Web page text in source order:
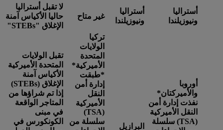
أستراليا
ونيوزيلندا
أستراليا
ونيوزيلندا
غير متاح
لا تقبل أستراليا
حاليا الأكياس آمنة
الإغلاق "STEBs"
أوروبا
والأميركتان*
نفذت إدارة أمن
النقل الأميركية
(TSA) سلسلة
البرازيل
تركيا
الولايات
المتحدة
الأميركية*
*طبقت
إدارة أمن
النقل
الأميركية
(TSA)
سلسلة من
تقبل الولايات
المتحدة الأميركية
الأكياس آمنة
الإغلاق (STEBs)
إذا تم شراؤها من
المتاجر الواقعة
في مبنى
الكونكورس في